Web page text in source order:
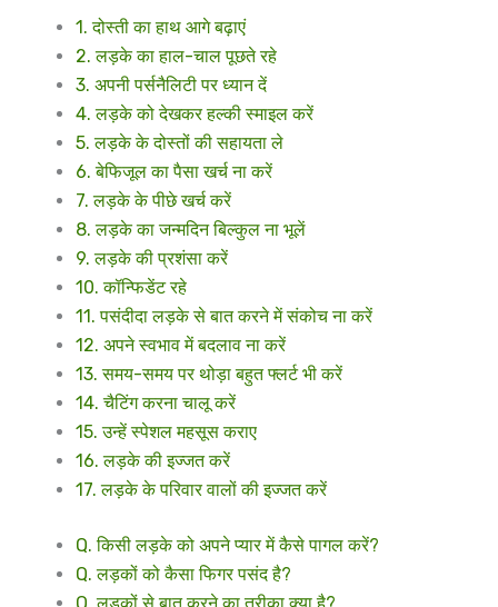
1. दोस्ती का हाथ आगे बढ़ाएं
2. लड़के का हाल-चाल पूछते रहे
3. अपनी पर्सनैलिटी पर ध्यान दें
4. लड़के को देखकर हल्की स्माइल करें
5. लड़के के दोस्तों की सहायता ले
6. बेफिजूल का पैसा खर्च ना करें
7. लड़के के पीछे खर्च करें
8. लड़के का जन्मदिन बिल्कुल ना भूलें
9. लड़के की प्रशंसा करें
10. कॉन्फिडेंट रहे
11. पसंदीदा लड़के से बात करने में संकोच ना करें
12. अपने स्वभाव में बदलाव ना करें
13. समय-समय पर थोड़ा बहुत फ्लर्ट भी करें
14. चैटिंग करना चालू करें
15. उन्हें स्पेशल महसूस कराए
16. लड़के की इज्जत करें
17. लड़के के परिवार वालों की इज्जत करें
Q. किसी लड़के को अपने प्यार में कैसे पागल करें?
Q. लड़कों को कैसा फिगर पसंद है?